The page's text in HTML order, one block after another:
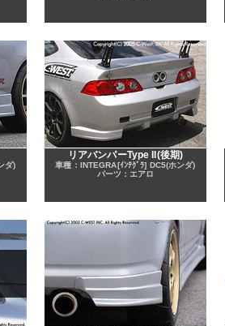
ダ)
リアバンパーType II(後期)
車種：INTEGRA[ｲﾝﾃｸﾞﾗ] DC5(ホンダ)
パーツ：エアロ